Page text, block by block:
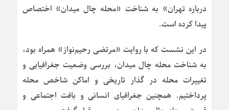
درباره تهران» به شناخت «محله چال میدان» اختصاص
پیدا کرده است.
در این نشست که با روایت «مرتضی رحیم‌نواز» همراه بود،
به شناخت محله چال میدان، بررسی وضعیت جغرافیایی و
تغییرات محله در گذار تاریخی و اماکن شاخص محله
پرداختیم. همچنین جغرافیای انسانی و بافت اجتماعی و